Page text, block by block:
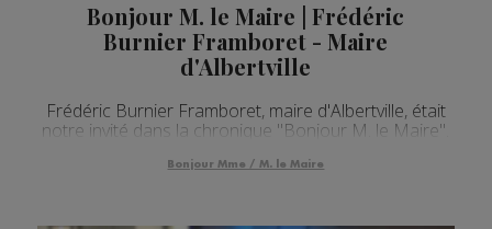
Bonjour M. le Maire | Frédéric
Burnier Framboret - Maire
d'Albertville
Frédéric Burnier Framboret, maire d'Albertville, était
notre invité dans la chronique "Bonjour M. le Maire".
Bonjour Mme / M. le Maire